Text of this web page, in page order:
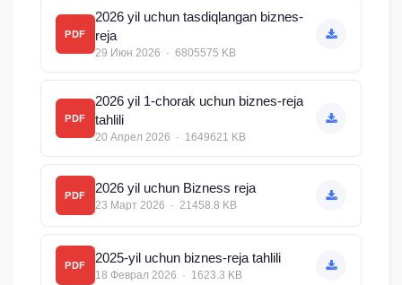
PDF
2026 yil uchun tasdiqlangan biznes-
reja
29 Июн 2026 · 6805575 KB
PDF
2026 yil 1-chorak uchun biznes-reja
tahlili
20 Апрел 2026 · 1649621 KB
PDF
2026 yil uchun Bizness reja
23 Март 2026 · 21458.8 KB
PDF
2025-yil uchun biznes-reja tahlili
18 Феврал 2026 · 1623.3 KB